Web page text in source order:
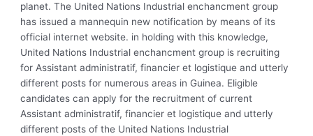
planet. The United Nations Industrial enchancment group
has issued a mannequin new notification by means of its
official internet website. in holding with this knowledge,
United Nations Industrial enchancment group is recruiting
for Assistant administratif, financier et logistique and utterly
different posts for numerous areas in Guinea. Eligible
candidates can apply for the recruitment of current
Assistant administratif, financier et logistique and utterly
different posts of the United Nations Industrial